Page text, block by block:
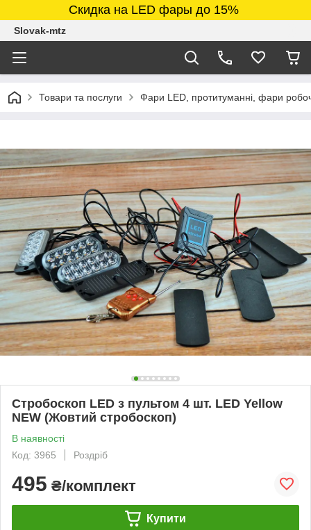
Скидка на LED фары до 15%
Slovak-mtz
Товари та послуги Фари LED, протитуманні, фари
Стробоскоп LED з пультом 4 шт. LED Yellow
NEW (Жовтий стробоскоп)
В наявності
Код: 3965
Роздріб
495 ₴/комплект
Купити